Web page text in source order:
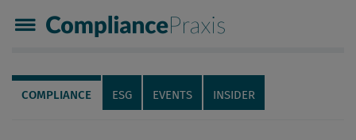
Compliance Praxis
Servicenavigation
Navigation
COMPLIANCE ESG EVENTS INSIDER